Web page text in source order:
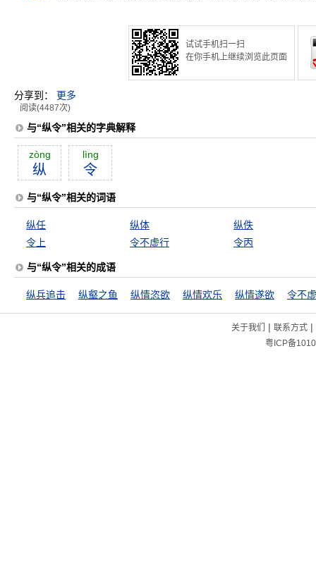
试试手机扫一扫
在你手机上继续浏览此页面
分享到： 更多
阅读(4487次)
与“纵令”相关的字典解释
zòng
纵
lìng
令
与“纵令”相关的词语
纵任 纵体
纵佚
令上
令不虚行 令丙
与“纵令”相关的成语
纵兵追击 纵壑之鱼 纵情恣欲 纵情欢乐 纵情遂欲 令不
关于我们 | 联系方式|
粤ICP备